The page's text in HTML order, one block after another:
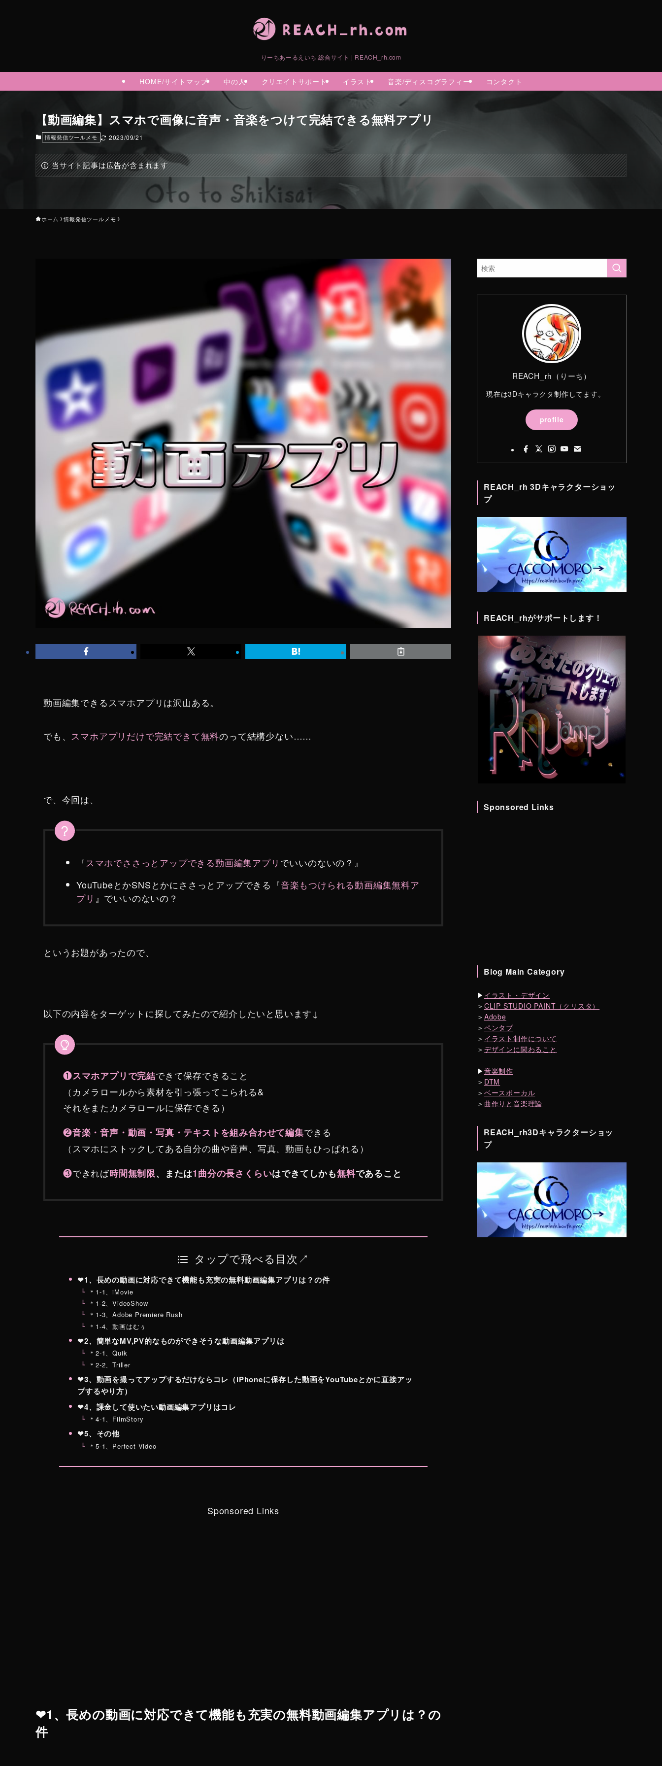
りーちあーるえいち 総合サイト | REACH_rh.com
HOME/サイトマップ 中の人 クリエイトサポート イラスト 音楽/ディスコグラフィー コンタクト
【動画編集】スマホで画像に音声・音楽をつけて完結できる無料アプリ
情報発信ツールメモ 2023/09/21
当サイト記事は広告が含まれます
ホーム 情報発信ツールメモ
動画編集できるスマホアプリは沢山ある。
でも、 スマホアプリだけで完結できて無料のって結構少ない……
で、今回は、
『 スマホでささっとアップできる動画編集アプリ でいいのないの？』
YouTubeとかSNSとかにささっとアップできる『音楽もつけられる動画編集無料ア
プリ 』でいいのないの？
というお題があったので、
以下の内容をターゲットに探してみたので紹介したいと思います↓
❶スマホアプリで完結できて保存できること
（カメラロールから素材を引っ張ってこられる&
それをまたカメラロールに保存できる）
❷音楽・音声・動画・写真・テキストを組み合わせて編集できる
（スマホにストックしてある自分の曲や音声、写真、動画もひっぱれる）
❸できれば時間無制限、または1曲分の長さくらいはできてしかも無料であること
タップで飛べる目次↗︎
❤︎1、長めの動画に対応できて機能も充実の無料動画編集アプリは？の件
＊1-1、iMovie
＊1-2、VideoShow
＊1-3、Adobe Premiere Rush
＊1-4、動画はむぅ
❤︎2、簡単なMV,PV的なものができそうな動画編集アプリは
＊2-1、Quik
＊2-2、Triller
❤︎3、動画を撮ってアップするだけならコレ（iPhoneに保存した動画をYouTubeとかに直接アッ
プするやり方）
❤︎4、課金して使いたい動画編集アプリはコレ
＊4-1、FilmStory
❤︎5、その他
＊5-1、Perfect Video
Sponsored Links
❤︎1、長めの動画に対応できて機能も充実の無料動画編集アプリは？の
件
REACH_rh（りーち）
現在は3Dキャラクタ制作してます。
profile
REACH_rh 3Dキャラクターショッ
プ
REACH_rhがサポートします！
Sponsored Links
Blog Main Category
▶︎ イラスト・デザイン
＞ CLIP STUDIO PAINT（クリスタ）
＞ Adobe
＞ ペンタブ
＞ イラスト制作について
＞ デザインに関わること
▶︎ 音楽制作
＞ DTM
＞ ベースボーカル
＞ 曲作りと音楽理論
REACH_rh3Dキャラクターショッ
プ